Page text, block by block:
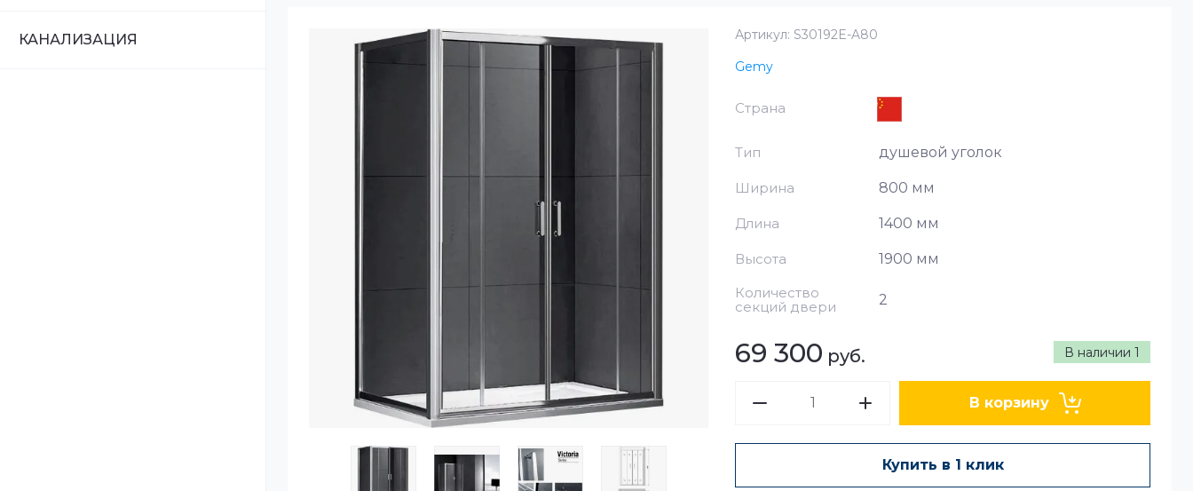
Душевая программа
Сливы
КАНАЛИЗАЦИЯ Артикул: S30192E-A80
Gemy
Страна
Тип душевой уголок
Ширина 800 мм
Длина 1400 мм
Высота
1900 мм
Количество
секций двери
2
В наличии 1
69 300 руб.
В корзину
Купить в 1 клик